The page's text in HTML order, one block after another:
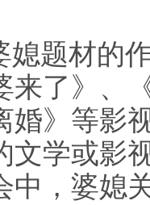
媳题材的
来了》、
婚》等影
文学或影
中，婆媳